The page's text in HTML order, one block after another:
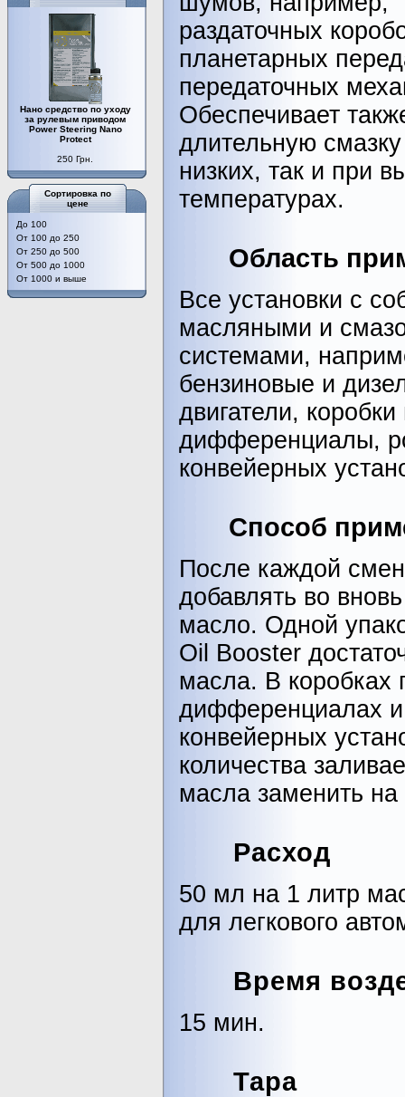
Нано средство по уходу
за рулевым приводом
Power Steering Nano
Protect
250 Грн.
Сортировка по
цене
До 100
От 100 до 250
От 250 до 500
От 500 до 1000
От 1000 и выше
раздаточных
планетарных
передаточных
Обеспечивает
длительную
низких, так и при
температурах.
Область
Все установки с
масляными и
системами,
бензиновые и
двигатели,
дифференциалы,
конвейерных
Способ
После каждой
добавлять во
масло. Одной
Oil Booster
масла. В коробках
дифференциалах и
конвейерных
количества
масла заменить
Расход
50 мл на 1 литр
для легкового
Время
15 мин.
Тара